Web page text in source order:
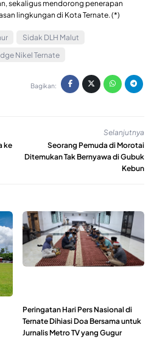
sekaligus mendorong penerapan
lingkungan di Kota Ternate. (*)
Sidak DLH Malut
Nikel Ternate
Bagikan:
ke
Selanjutnya
Seorang Pemuda di Morotai
Ditemukan Tak Bernyawa di Gubuk
Kebun
Peringatan Hari Pers Nasional di
Ternate Dihiasi Doa Bersama untuk
Jurnalis Metro TV yang Gugur